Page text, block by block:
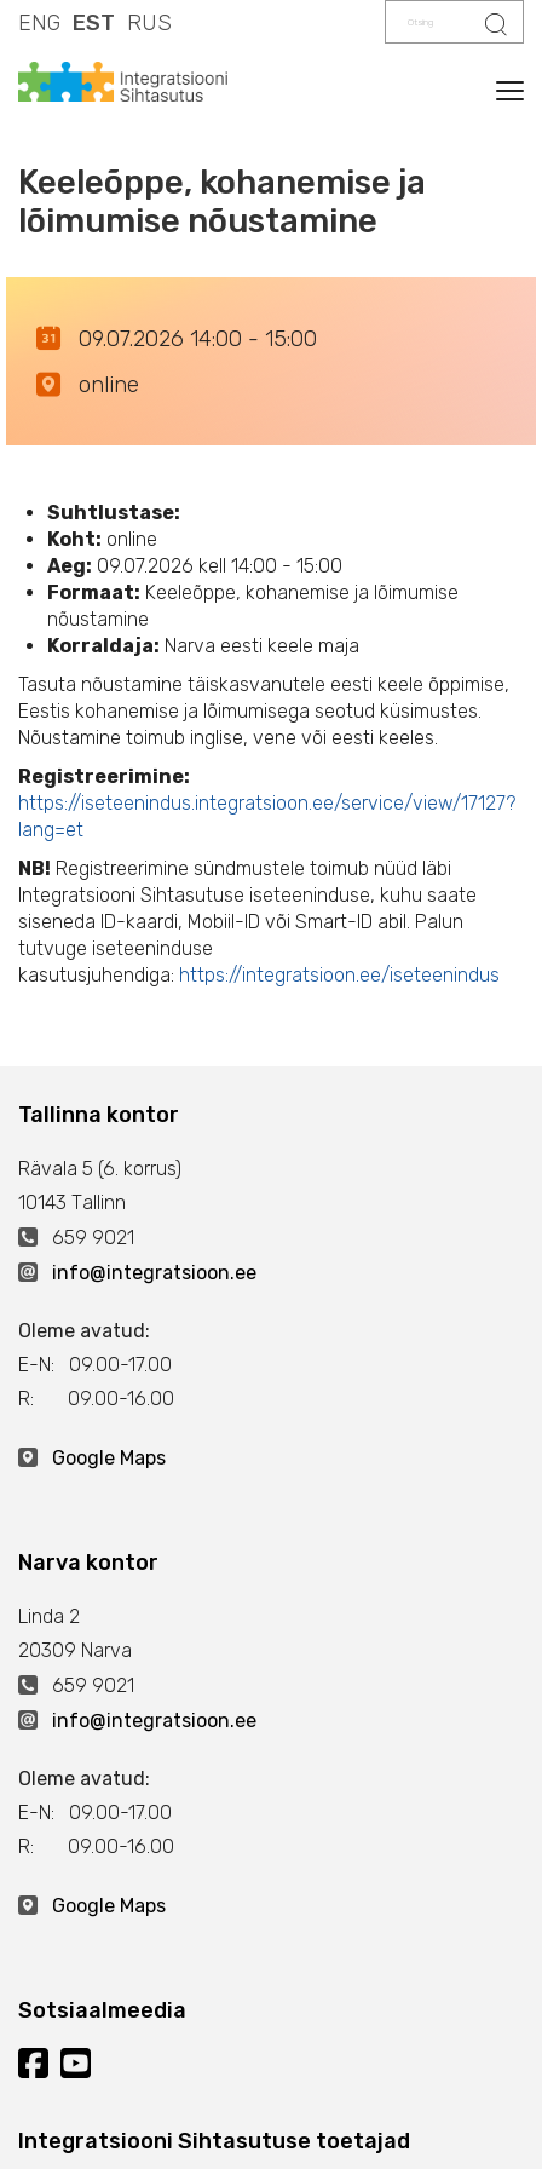
Otsing
ENG EST RUS
Keeleõppe, kohanemise ja
lõimumise nõustamine
09.07.2026 14:00 - 15:00
online
Suhtlustase:
Koht: online
Aeg: 09.07.2026 kell 14:00 - 15:00
Formaat: Keeleõppe, kohanemise ja lõimumise
nõustamine
Korraldaja: Narva eesti keele maja
Tasuta nõustamine täiskasvanutele eesti keele õppimise,
Eestis kohanemise ja lõimumisega seotud küsimustes.
Nõustamine toimub inglise, vene või eesti keeles.
Registreerimine:
https://iseteenindus.integratsioon.ee/service/view/17127?
lang=et
NB! Registreerimine sündmustele toimub nüüd läbi
Integratsiooni Sihtasutuse iseteeninduse, kuhu saate
siseneda ID-kaardi, Mobiil-ID või Smart-ID abil. Palun
tutvuge iseteeninduse
kasutusjuhendiga: https://integratsioon.ee/iseteenindus
Tallinna kontor
Rävala 5 (6. korrus)
10143 Тallinn
659 9021
info@integratsioon.ee
Oleme avatud:
E-N: 09.00-17.00
R: 09.00-16.00
Google Maps
Narva kontor
Linda 2
20309 Narva
659 9021
info@integratsioon.ee
Oleme avatud:
E-N: 09.00-17.00
R: 09.00-16.00
Google Maps
Sotsiaalmeedia
Integratsiooni Sihtasutuse toetajad